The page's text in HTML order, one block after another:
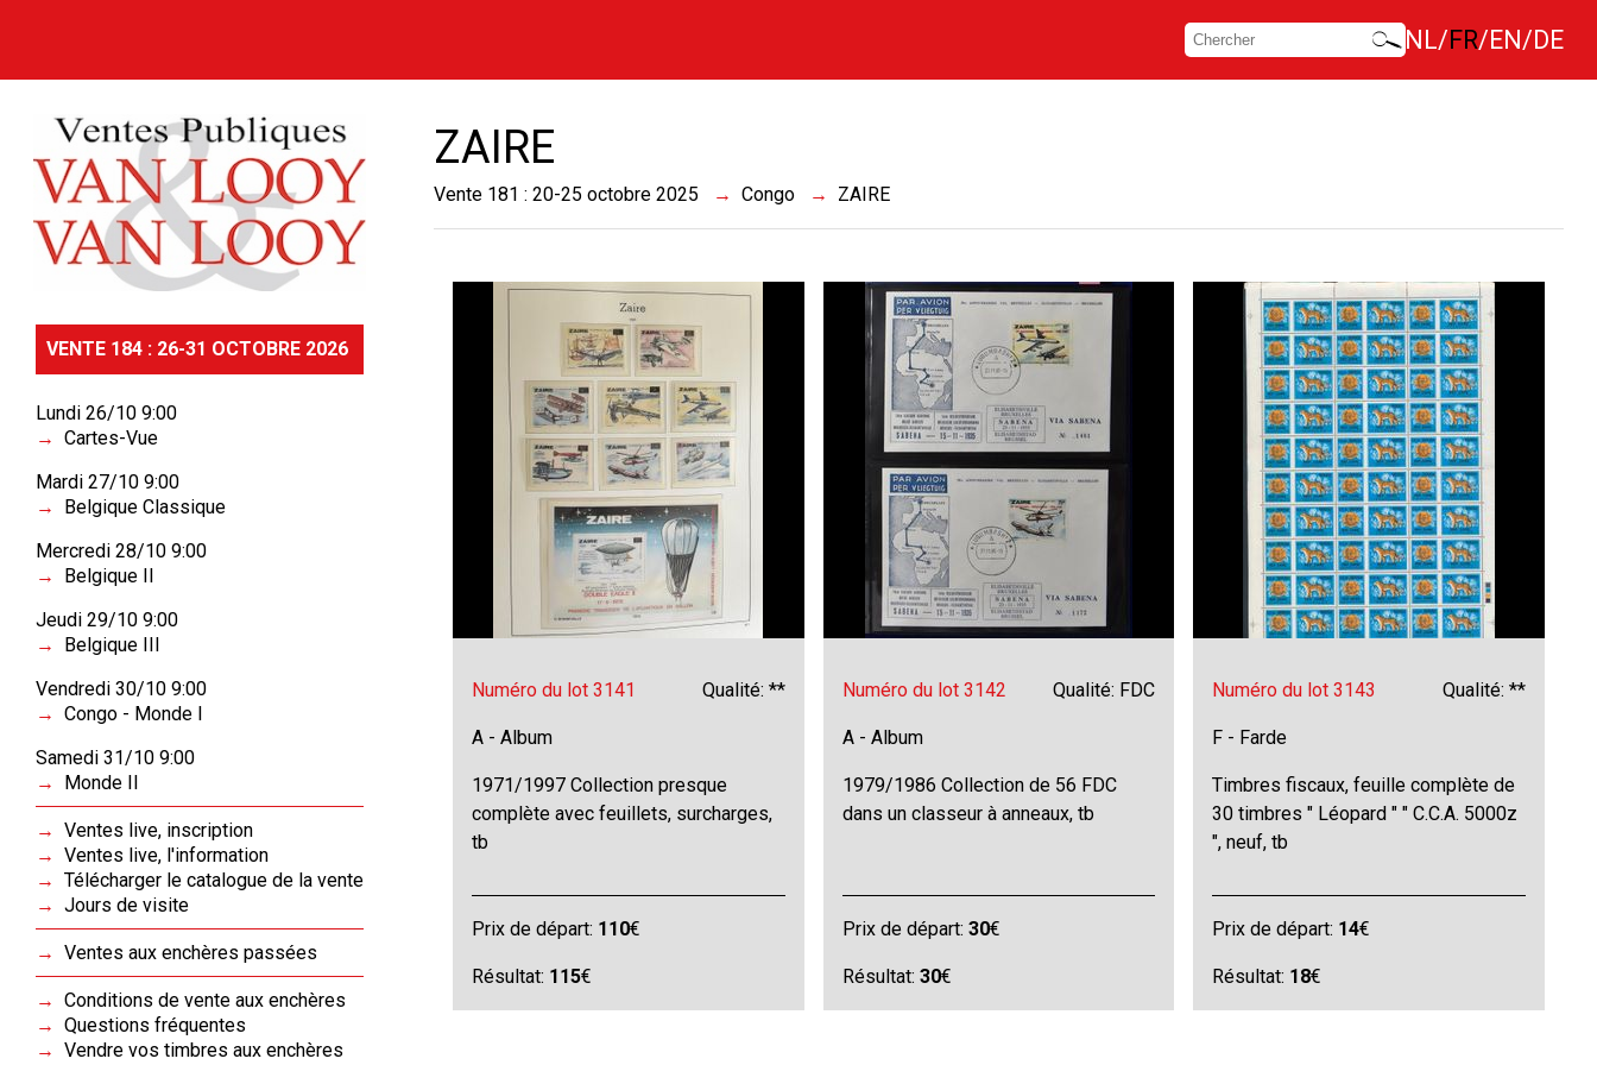
NL FR EN DE
VENTE 184 : 26-31 OCTOBRE 2026
Lundi 26/10 9:00
Cartes-Vue
Mardi 27/10 9:00
Belgique Classique
Mercredi 28/10 9:00
Belgique II
Jeudi 29/10 9:00
Belgique III
Vendredi 30/10 9:00
Congo - Monde I
Samedi 31/10 9:00
Monde II
Ventes live, inscription
Ventes live, l'information
Télécharger le catalogue de la vente
Jours de visite
Ventes aux enchères passées
Conditions de vente aux enchères
Questions fréquentes
Vendre vos timbres aux enchères
ZAIRE
Vente 181 : 20-25 octobre 2025 Congo ZAIRE
Numéro du lot 3141 Qualité: **
A - Album
1971/1997 Collection presque
complète avec feuillets, surcharges,
tb
Prix de départ: 110€
Résultat: 115€
Numéro du lot 3142 Qualité: FDC
A - Album
1979/1986 Collection de 56 FDC
dans un classeur à anneaux, tb
Prix de départ: 30€
Résultat: 30€
Numéro du lot 3143 Qualité: **
F - Farde
Timbres fiscaux, feuille complète de
30 timbres " Léopard " " C.C.A. 5000z
", neuf, tb
Prix de départ: 14€
Résultat: 18€